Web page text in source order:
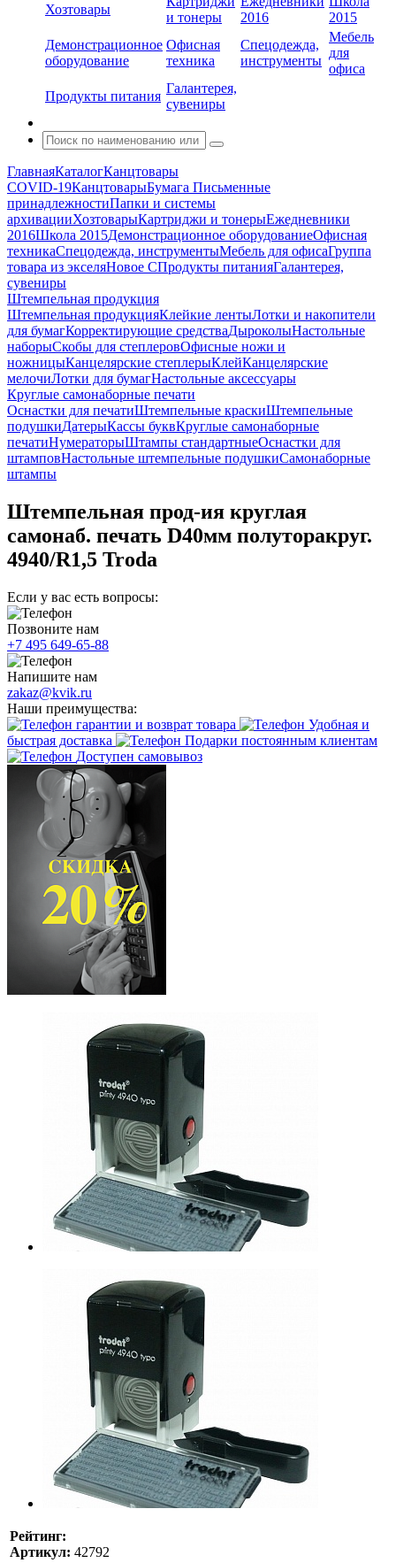
Хозтовары
и тонеры
2016
2015
Демонстрационное
оборудование
Офисная
техника
Спецодежда,
инструменты
Мебель
для
офиса
Продукты питания
Галантерея,
сувениры
ГлавнаяКаталогКанцтовары
COVID-19КанцтоварыБумага Письменные
принадлежностиПапки и системы
архивацииХозтоварыКартриджи и тонерыЕжедневники
2016Школа 2015Демонстрационное оборудованиеОфисная
техникаСпецодежда, инструментыМебель для офисаГруппа
товара из экселяНовое СПродукты питанияГалантерея,
сувениры
Штемпельная продукция
Штемпельная продукцияКлейкие лентыЛотки и накопители
для бумагКорректирующие средстваДыроколыНастольные
наборыСкобы для степлеровОфисные ножи и
ножницыКанцелярские степлерыКлейКанцелярские
мелочиЛотки для бумагНастольные аксессуары
Круглые самонаборные печати
Оснастки для печатиШтемпельные краскиШтемпельные
подушкиДатерыКассы буквКруглые самонаборные
печатиНумераторыШтампы стандартныеОснастки для
штамповНастольные штемпельные подушкиСамонаборные
штампы
Штемпельная прод-ия круглая
самонаб. печать D40мм полуторакруг.
4940/R1,5 Troda
Если у вас есть вопросы:
Позвоните нам
+7 495 649-65-88
Напишите нам
zakaz@kvik.ru
Наши преимущества:
гарантии и возврат товара
Удобная и
быстрая доставка
Подарки постоянным клиентам
Доступен самовывоз
Рейтинг:
Артикул: 42792